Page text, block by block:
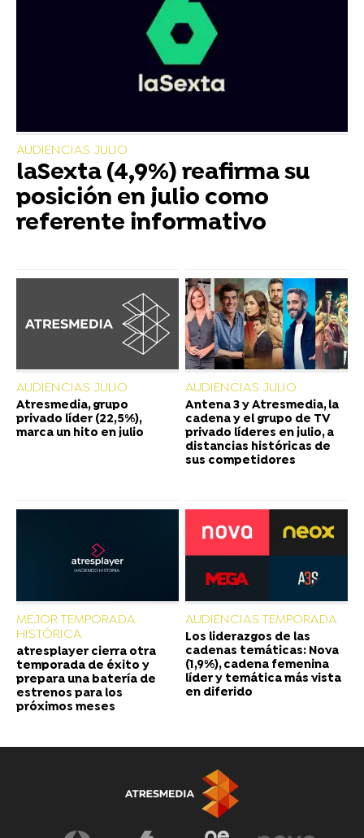
AUDIENCIAS JULIO
laSexta (4,9%) reafirma su
posición en julio como
referente informativo
AUDIENCIAS JULIO
Atresmedia, grupo
privado líder (22,5%),
marca un hito en julio
AUDIENCIAS JULIO
Antena 3 y Atresmedia, la
cadena y el grupo de TV
privado líderes en julio, a
distancias históricas de
sus competidores
MEJOR TEMPORADA
HISTÓRICA
atresplayer cierra otra
temporada de éxito y
prepara una batería de
estrenos para los
próximos meses
AUDIENCIAS TEMPORADA
Los liderazgos de las
cadenas temáticas: Nova
(1,9%), cadena femenina
líder y temática más vista
en diferido